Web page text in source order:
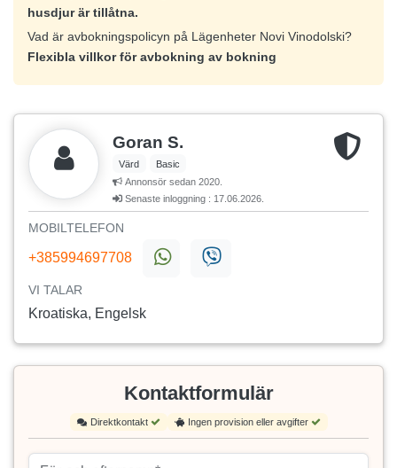
husdjur är tillåtna.
Vad är avbokningspolicyn på Lägenheter Novi Vinodolski?
Flexibla villkor för avbokning av bokning
Goran S.
Värd
Basic
Annonsör sedan 2020.
Senaste inloggning : 17.06.2026.
MOBILTELEFON
+385994697708
VI TALAR
Kroatiska, Engelsk
Kontaktformulär
Direktkontakt Ingen provision eller avgifter